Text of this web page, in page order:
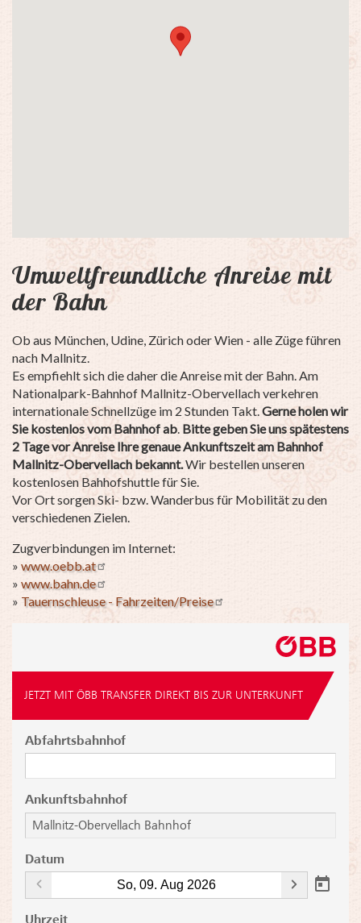
Umweltfreundliche Anreise mit
der Bahn
Ob aus München, Udine, Zürich oder Wien - alle Züge führen
nach Mallnitz.
Es empfiehlt sich die daher die Anreise mit der Bahn. Am
Nationalpark-Bahnhof Mallnitz-Obervellach verkehren
internationale Schnellzüge im 2 Stunden Takt. Gerne holen wir
Sie kostenlos vom Bahnhof ab Bitte geben Sie uns spätestens
2 Tage vor Anreise Ihre genaue Ankunftszeit am Bahnhof
Mallnitz-Obervellach bekannt.Wir bestellen unseren
kostenlosen Bahhofshuttle für Sie.
Vor Ort sorgen Ski- bzw. Wanderbus für Mobilität zu den
verschiedenen Zielen.
Zugverbindungen im Internet:
» www.oebb.at
» www.bahn.de
» Tauernschleuse - Fahrzeiten/Preise